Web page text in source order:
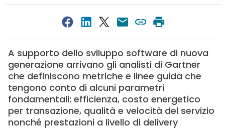
A supporto dello sviluppo software di nuova
generazione arrivano gli analisti di Gartner
che definiscono metriche e linee guida che
tengono conto di alcuni parametri
fondamentali: efficienza, costo energetico
per transazione, qualità e velocità del servizio
nonché prestazioni a livello di delivery